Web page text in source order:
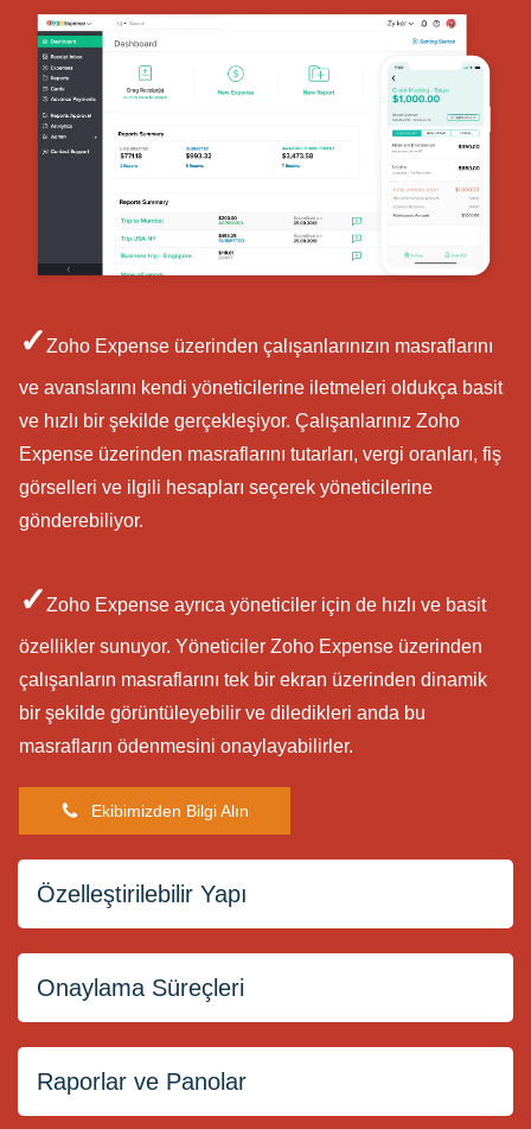
✓Zoho Expense üzerinden çalışanlarınızın masraflarını
ve avanslarını kendi yöneticilerine iletmeleri oldukça basit
ve hızlı bir şekilde gerçekleşiyor. Çalışanlarınız Zoho
Expense üzerinden masraflarını tutarları, vergi oranları, fiş
görselleri ve ilgili hesapları seçerek yöneticilerine
gönderebiliyor.
✓Zoho Expense ayrıca yöneticiler için de hızlı ve basit
özellikler sunuyor. Yöneticiler Zoho Expense üzerinden
çalışanların masraflarını tek bir ekran üzerinden dinamik
bir şekilde görüntüleyebilir ve diledikleri anda bu
masrafların ödenmesini onaylayabilirler.
Ekibimizden Bilgi Alın
Özelleştirilebilir Yapı
Zoho Expense Uygulamasını
Şirketinize ve Süreçlerinize
Onaylama Süreçleri
Raporlar ve Panolar